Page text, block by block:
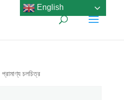
প্রামাণ্য চলচিত্র
English